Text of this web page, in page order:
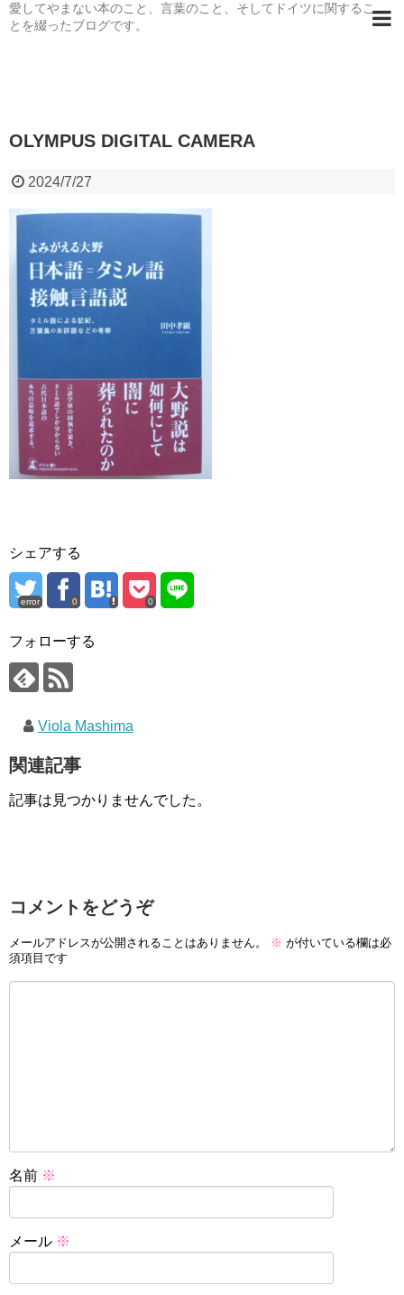
愛してやまない本のこと、言葉のこと、そしてドイツに関するこ
とを綴ったブログです。
OLYMPUS DIGITAL CAMERA
2024/7/27
シェアする
error 0 0
フォローする
Viola Mashima
関連記事
記事は見つかりませんでした。
コメントをどうぞ
メールアドレスが公開されることはありません。 ※ が付いている欄は必
須項目です
名前 ※
メール ※